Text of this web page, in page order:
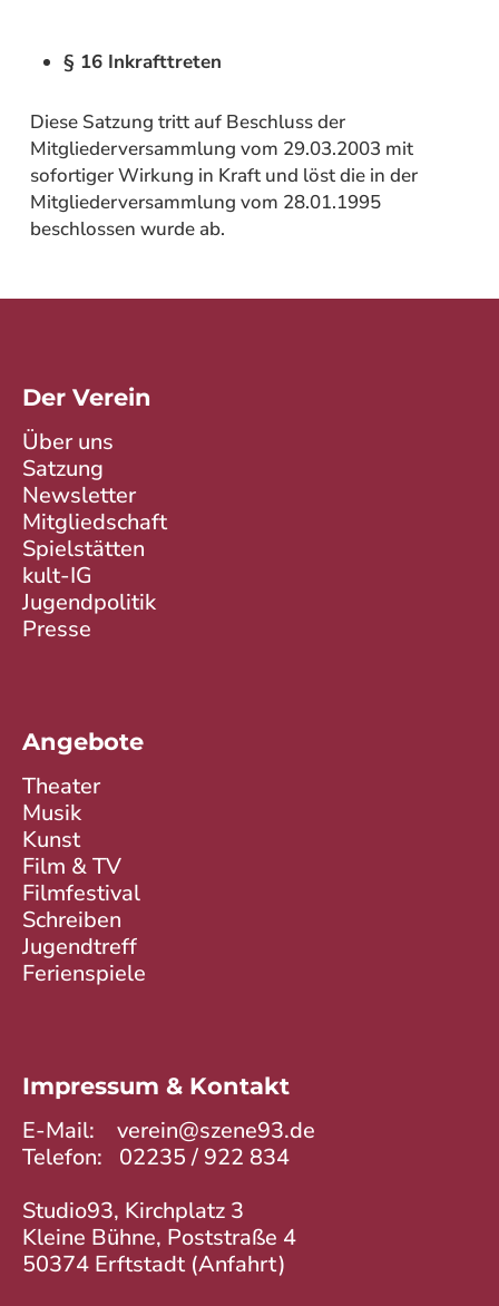
§ 16 Inkrafttreten
Diese Satzung tritt auf Beschluss der
Mitgliederversammlung vom 29.03.2003 mit
sofortiger Wirkung in Kraft und löst die in der
Mitgliederversammlung vom 28.01.1995
beschlossen wurde ab.
Der Verein
Über uns
Satzung
Newsletter
Mitgliedschaft
Spielstätten
kult-IG
Jugendpolitik
Presse
Angebote
Theater
Musik
Kunst
Film & TV
Filmfestival
Schreiben
Jugendtreff
Ferienspiele
Impressum & Kontakt
E-Mail: verein@szene93.de
Telefon: 02235 / 922 834
Studio93, Kirchplatz 3
Kleine Bühne, Poststraße 4
50374 Erftstadt (Anfahrt)